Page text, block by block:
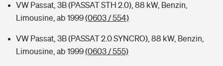
VW Passat, 3B (PASSAT STH 2.0), 88 kW, Benzin,
Limousine, ab 1999(0603 / 554)
VW Passat, 3B (PASSAT 2.0 SYNCRO), 88 kW, Benzin,
Limousine, ab 1999(0603 / 555)